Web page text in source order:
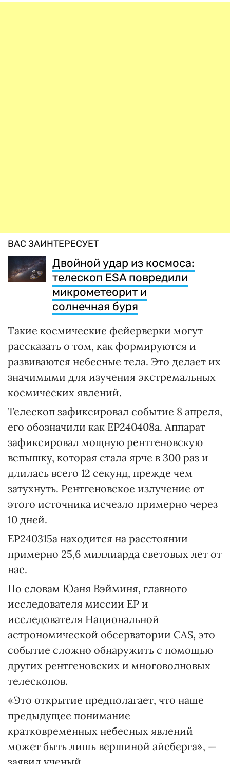
ВАС ЗАИНТЕРЕСУЕТ
Двойной удар из космоса:
телескоп ESA повредили
микрометеорит и
солнечная буря
Такие космические фейерверки могут
рассказать о том, как формируются и
развиваются небесные тела. Это делает их
значимыми для изучения экстремальных
космических явлений.
Телескоп зафиксировал событие 8 апреля,
его обозначили как EP240408a. Аппарат
зафиксировал мощную рентгеновскую
вспышку, которая стала ярче в 300 раз и
длилась всего 12 секунд, прежде чем
затухнуть. Рентгеновское излучение от
этого источника исчезло примерно через
10 дней.
EP240315a находится на расстоянии
примерно 25,6 миллиарда световых лет от
нас.
По словам Юаня Вэйминя, главного
исследователя миссии EP и
исследователя Национальной
астрономической обсерватории CAS, это
событие сложно обнаружить с помощью
других рентгеновских и многоволновых
телескопов.
«Это открытие предполагает, что наше
предыдущее понимание
кратковременных небесных явлений
может быть лишь вершиной айсберга», —